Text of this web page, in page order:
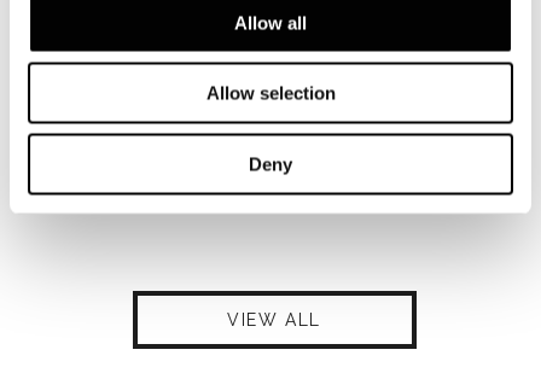
Allow all
Allow selection
Deny
VIEW ALL